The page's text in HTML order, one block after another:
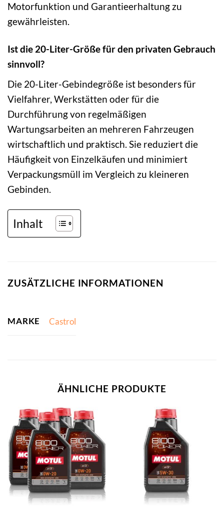
Motorfunktion und Garantieerhaltung zu
gewährleisten.
Ist die 20-Liter-Größe für den privaten Gebrauch
sinnvoll?
Die 20-Liter-Gebindegröße ist besonders für
Vielfahrer, Werkstätten oder für die
Durchführung von regelmäßigen
Wartungsarbeiten an mehreren Fahrzeugen
wirtschaftlich und praktisch. Sie reduziert die
Häufigkeit von Einzelkäufen und minimiert
Verpackungsmüll im Vergleich zu kleineren
Gebinden.
Inhalt
ZUSÄTZLICHE INFORMATIONEN
MARKE Castrol
ÄHNLICHE PRODUKTE